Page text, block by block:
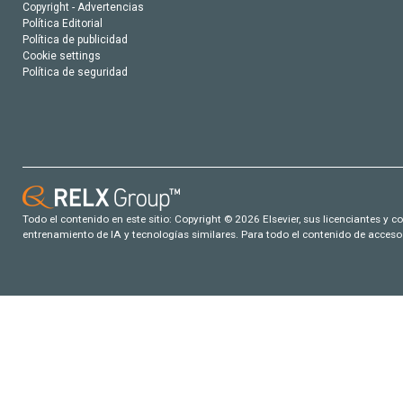
Copyright - Advertencias
Política Editorial
Política de publicidad
Cookie settings
Política de seguridad
Todo el contenido en este sitio: Copyright © 2026 Elsevier, sus licenciantes y
entrenamiento de IA y tecnologías similares. Para todo el contenido de